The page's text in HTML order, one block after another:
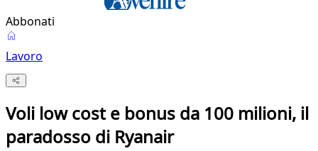
Abbonati
Lavoro
Voli low cost e bonus da 100 milioni, il
paradosso di Ryanair